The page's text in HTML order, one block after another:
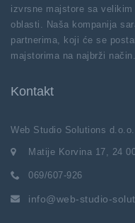
izvrsne majstore sa
oblasti. Naša kompanija
partnerima, koji će se
majstorima na najbrži način.
Kontakt
Web Studio Solutions d.o.o.
Matije Korvina 17, 24
069/607-926
info@web-studio-